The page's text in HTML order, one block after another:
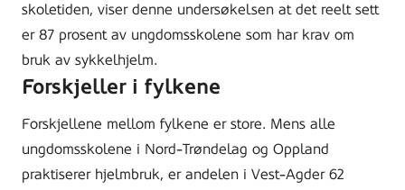
skoletiden, viser denne undersøkelsen at det reelt sett
er 87 prosent av ungdomsskolene som har krav om
bruk av sykkelhjelm.
Forskjeller i fylkene
Forskjellene mellom fylkene er store. Mens alle
ungdomsskolene i Nord-Trøndelag og Oppland
praktiserer hjelmbruk, er andelen i Vest-Agder 62